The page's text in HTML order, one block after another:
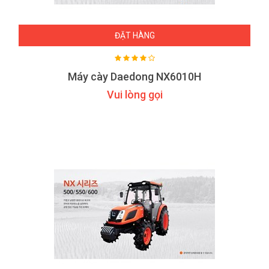
ĐẶT HÀNG
Máy cày Daedong NX6010H
Vui lòng gọi